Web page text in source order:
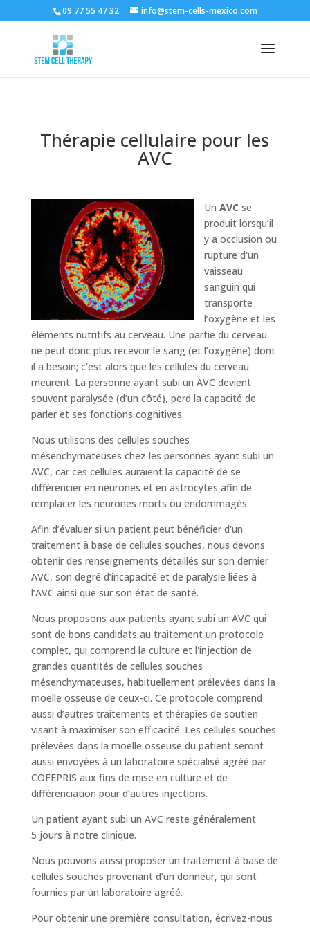
09 77 55 47 32 info@stem-cells-mexico.com
Thérapie cellulaire pour les
AVC
Un AVC se
produit lorsqu’il
y a occlusion ou
rupture d'un
vaisseau
sanguin qui
transporte
l’oxygène et les
éléments nutritifs au cerveau. Une partie du cerveau
ne peut donc plus recevoir le sang (et l’oxygène) dont
il a besoin; c’est alors que les cellules du cerveau
meurent. La personne ayant subi un AVC devient
souvent paralysée (d’un côté), perd la capacité de
parler et ses fonctions cognitives.
Nous utilisons des cellules souches
mésenchymateuses chez les personnes ayant subi un
AVC, car ces cellules auraient la capacité de se
différencier en neurones et en astrocytes afin de
remplacer les neurones morts ou endommagés.
Afin d’évaluer si un patient peut bénéficier d'un
traitement à base de cellules souches, nous devons
obtenir des renseignements détaillés sur son dernier
AVC, son degré d’incapacité et de paralysie liées à
l’AVC ainsi que sur son état de santé.
Nous proposons aux patients ayant subi un AVC qui
sont de bons candidats au traitement un protocole
complet, qui comprend la culture et l'injection de
grandes quantités de cellules souches
mésenchymateuses, habituellement prélevées dans la
moelle osseuse de ceux-ci. Ce protocole comprend
aussi d’autres traitements et thérapies de soutien
visant à maximiser son efficacité. Les cellules souches
prélevées dans la moelle osseuse du patient seront
aussi envoyées à un laboratoire spécialisé agréé par
COFEPRIS aux fins de mise en culture et de
différenciation pour d’autres injections.
Un patient ayant subi un AVC reste généralement
5 jours à notre clinique.
Nous pouvons aussi proposer un traitement à base de
cellules souches provenant d’un donneur, qui sont
fournies par un laboratoire agréé.
Pour obtenir une première consultation, écrivez-nous